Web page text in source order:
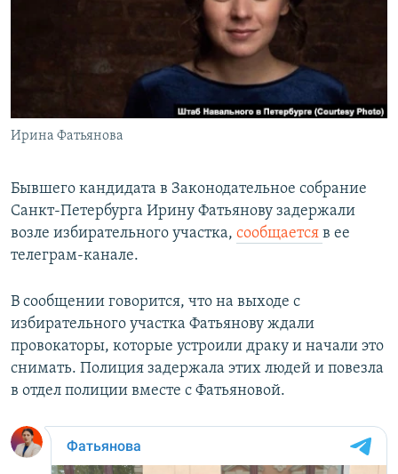
РАСПИСАНИЕ ВЕЩАНИЯ
ПОДПИШИТЕСЬ НА РАССЫЛКУ
Все сайты РСЕ/РС
Ирина Фатьянова
Бывшего кандидата в Законодательное собрание
Санкт-Петербурга Ирину Фатьянову задержали
возле избирательного участка, сообщается в ее
телеграм-канале.
В сообщении говорится, что на выходе с
избирательного участка Фатьянову ждали
провокаторы, которые устроили драку и начали это
снимать. Полиция задержала этих людей и повезла
в отдел полиции вместе с Фатьяновой.